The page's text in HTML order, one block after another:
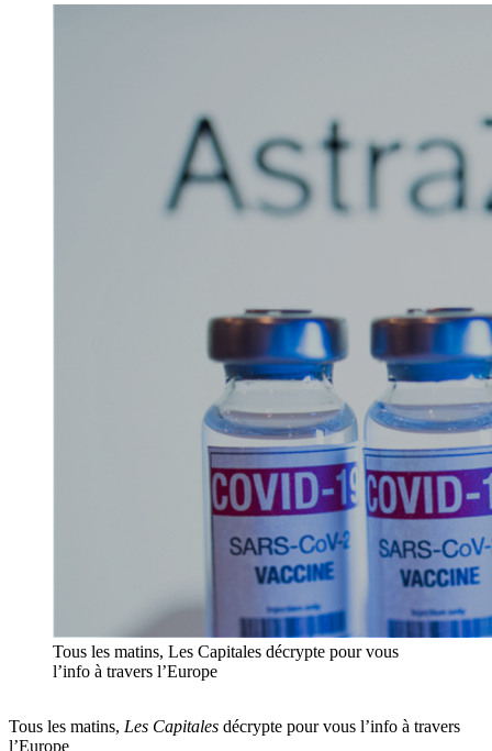
Tous les matins, Les Capitales décrypte pour vous
l’info à travers l’Europe
Tous les matins, Les Capitales décrypte pour vous l’info à travers
l’Europe